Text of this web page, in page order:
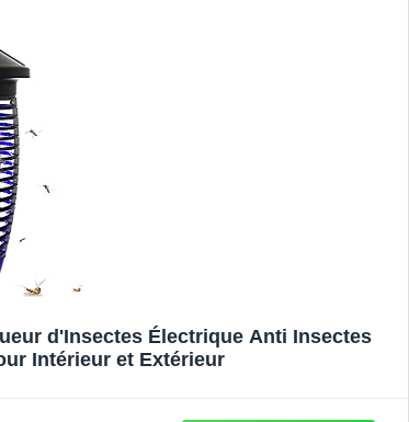
d'Insectes Électrique Anti Insectes
Intérieur et Extérieur